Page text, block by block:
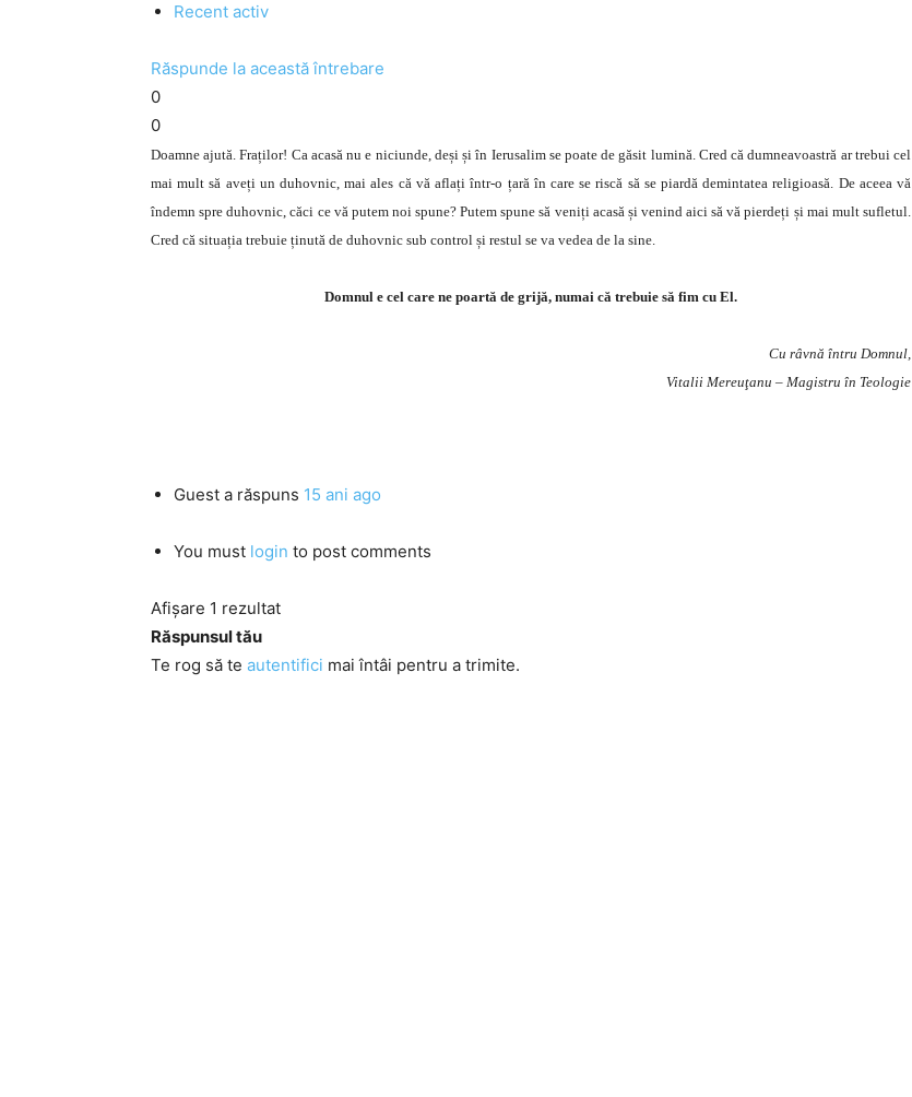
Recent activ
Răspunde la această întrebare
0
0
Doamne ajută. Fraților! Ca acasă nu e niciunde, deși și în Ierusalim se poate de găsit lumină. Cred că dumneavoastră ar trebui cel
mai mult să aveți un duhovnic, mai ales că vă aflați într-o țară în care se riscă să se piardă demintatea religioasă. De aceea vă
îndemn spre duhovnic, căci ce vă putem noi spune? Putem spune să veniți acasă și venind aici să vă pierdeți și mai mult sufletul.
Cred că situația trebuie ținută de duhovnic sub control și restul se va vedea de la sine.
Domnul e cel care ne poartă de grijă, numai că trebuie să fim cu El.
Cu râvnă întru Domnul,
Vitalii Mereuţanu – Magistru în Teologie
Guest a răspuns 15 ani ago
You must login to post comments
Afișare 1 rezultat
Răspunsul tău
Te rog să te autentifici mai întâi pentru a trimite.